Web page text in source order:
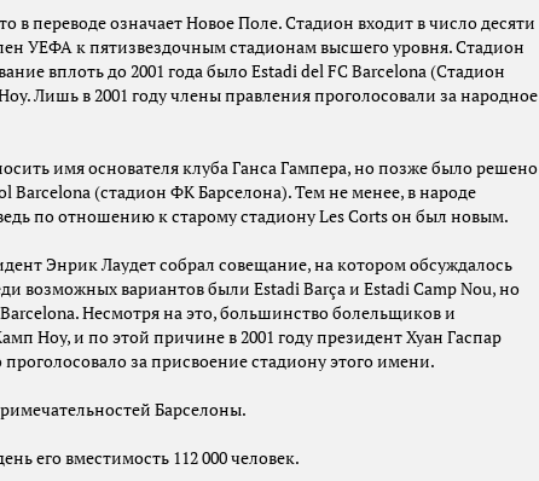
в переводе означает Новое Поле. Стадион входит в число десяти
УЕФА к пятизвездочным стадионам высшего уровня. Стадион
вплоть до 2001 года было Estadi del FC Barcelona (Стадион
Лишь в 2001 году члены правления проголосовали за народное
имя основателя клуба Ганса Гампера, но позже было решено
Barcelona (стадион ФК Барселона). Тем не менее, в народе
по отношению к старому стадиону Les Corts он был новым.
Энрик Лаудет собрал совещание, на котором обсуждалось
возможных вариантов были Estadi Barça и Estadi Camp Nou, но
Несмотря на это, большинство болельщиков и
Ноу, и по этой причине в 2001 году президент Хуан Гаспар
за присвоение стадиону этого имени.
Барселоны.
его вместимость 112 000 человек.